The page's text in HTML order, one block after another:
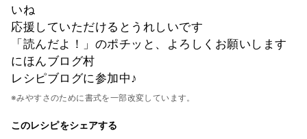
いね
応援していただけるとうれしいです
「読んだよ！」のポチッと、よろしくお願いします
にほんブログ村
レシピブログに参加中♪
※みやすさのために書式を一部改変しています。
このレシピをシェアする